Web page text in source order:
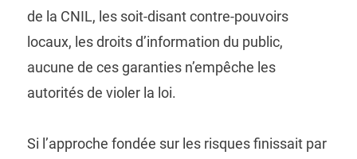
de la CNIL, les soit-disant contre-pouvoirs
locaux, les droits d’information du public,
aucune de ces garanties n’empêche les
autorités de violer la loi.
Si l’approche fondée sur les risques finissait par